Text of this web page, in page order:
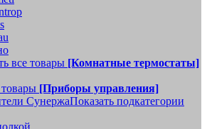
все товары [Комнатные термостаты]
[Приборы управления]
СунержаПоказать подкатегории